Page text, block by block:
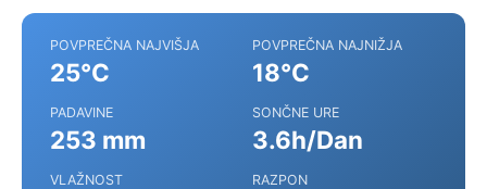
POVPREČNA NAJVIŠJA
25°C
POVPREČNA NAJNIŽJA
18°C
PADAVINE
253 mm
SONČNE URE
3.6h/Dan
VLAŽNOST RAZPON